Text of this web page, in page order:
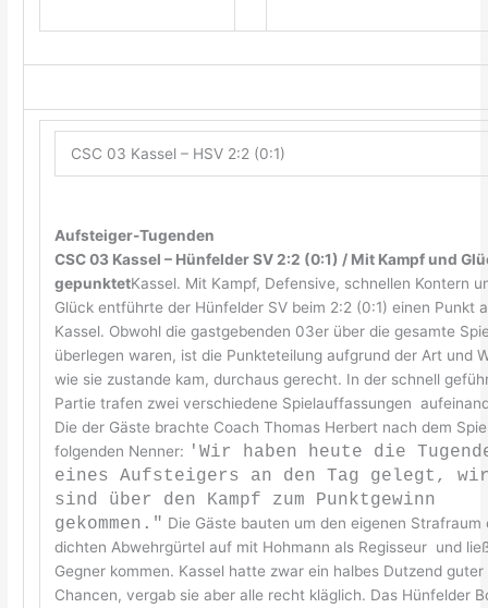
CSC 03 Kassel – HSV 2:2 (0:1)
Aufsteiger-Tugenden
CSC 03 Kassel – Hünfelder SV 2:2 (0:1) / Mit Kampf und
gepunktetKassel. Mit Kampf, Defensive, schnellen Kontern
Glück entführte der Hünfelder SV beim 2:2 (0:1) einen Punkt
Kassel. Obwohl die gastgebenden 03er über die gesamte
überlegen waren, ist die Punkteteilung aufgrund der Art und
wie sie zustande kam, durchaus gerecht. In der schnell
Partie trafen zwei verschiedene Spielauffassungen
Die der Gäste brachte Coach Thomas Herbert nach dem
folgenden Nenner: 'Wir haben heute die
eines Aufsteigers an den Tag gelegt,
sind über den Kampf zum Punktgewinn
gekommen." Die Gäste bauten um den eigenen Strafraum
dichten Abwehrgürtel auf mit Hohmann als Regisseur und
Gegner kommen. Kassel hatte zwar ein halbes Dutzend guter
Chancen, vergab sie aber alle recht kläglich. Das Hünfelder